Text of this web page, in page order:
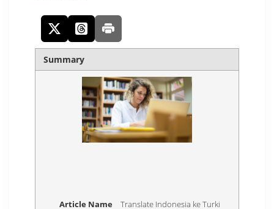
Summary
Article Name
Translate Indonesia ke Turki